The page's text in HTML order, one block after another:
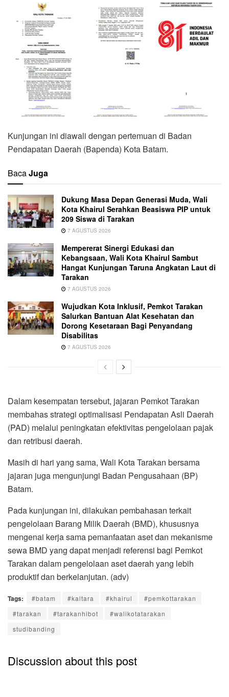
Kunjungan ini diawali dengan pertemuan di Badan
Pendapatan Daerah (Bapenda) Kota Batam.
BacaJuga
Dukung Masa Depan Generasi Muda, Wali
Kota Khairul Serahkan Beasiswa PIP untuk
209 Siswa di Tarakan
7 AGUSTUS 2026
Mempererat Sinergi Edukasi dan
Kebangsaan, Wali Kota Khairul Sambut
Hangat Kunjungan Taruna Angkatan Laut di
Tarakan
7 AGUSTUS 2026
Wujudkan Kota Inklusif, Pemkot Tarakan
Salurkan Bantuan Alat Kesehatan dan
Dorong Kesetaraan Bagi Penyandang
Disabilitas
7 AGUSTUS 2026
Dalam kesempatan tersebut, jajaran Pemkot Tarakan
membahas strategi optimalisasi Pendapatan Asli Daerah
(PAD) melalui peningkatan efektivitas pengelolaan pajak
dan retribusi daerah.
Masih di hari yang sama, Wali Kota Tarakan bersama
jajaran juga mengunjungi Badan Pengusahaan (BP)
Batam.
Pada kunjungan ini, dilakukan pembahasan terkait
pengelolaan Barang Milik Daerah (BMD), khususnya
mengenai kerja sama pemanfaatan aset dan mekanisme
sewa BMD yang dapat menjadi referensi bagi Pemkot
Tarakan dalam pengelolaan aset daerah yang lebih
produktif dan berkelanjutan. (adv)
Tags: #batam #kaltara #khairul
#pemkottarakan
#tarakan
#tarakanhibot
#walikotatarakan
studibanding
Discussion about this post